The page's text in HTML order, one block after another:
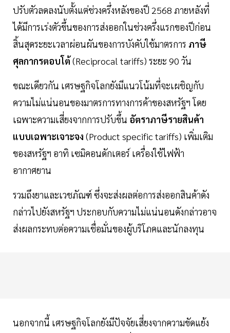
ปรับตัวลดลงนับตั้งแต่ช่วงครึ่งหลังของปี 2568 ภายหลังที่
ได้มีการเร่งตัวขึ้นของการส่งออกในช่วงครึ่งแรกของปีก่อน
สิ้นสุดระยะเวลาผ่อนผันของการบังคับใช้มาตรการ ภาษี
ศุลกากรตอบโต้(Reciprocal tariffs) ระยะ 90 วัน
ขณะเดียวกัน เศรษฐกิจโลกยังมีแนวโน้มที่จะเผชิญกับ
ความไม่แน่นอนของมาตรการทางการค้าของสหรัฐฯ โดย
เฉพาะความเสี่ยงจากการปรับขึ้น อัตราภาษีรายสินค้า
แบบเฉพาะเจาะจง (Product specific tariffs) เพิ่มเติม
ของสหรัฐฯ อาทิ เซมิคอนดักเตอร์ เครื่องใช้ไฟฟ้า
อากาศยาน
รวมถึงยาและเวชภัณฑ์ ซึ่งจะส่งผลต่อการส่งออกสินค้าดัง
กล่าวไปยังสหรัฐฯ ประกอบกับความไม่แน่นอนดังกล่าวอาจ
ส่งผลกระทบต่อความเชื่อมั่นของผู้บริโภคและนักลงทุน
นอกจากนี้ เศรษฐกิจโลกยังมีปัจจัยเสี่ยงจากความขัดแย้ง